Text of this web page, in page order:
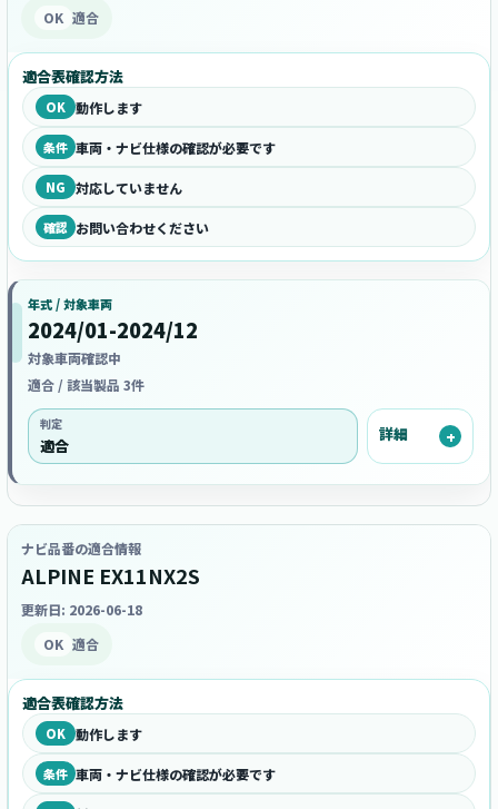
OK 適合
適合表確認方法
OK 動作します
条件 車両・ナビ仕様の確認が必要です
NG 対応していません
確認 お問い合わせください
年式 / 対象車両
2024/01-2024/12
対象車両確認中
適合 / 該当製品 3件
判定
適合
詳細
ナビ品番の適合情報
ALPINE EX11NX2S
更新日: 2026-06-18
OK 適合
適合表確認方法
OK 動作します
条件 車両・ナビ仕様の確認が必要です